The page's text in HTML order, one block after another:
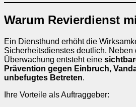
Warum Revierdienst
Ein Diensthund erhöht die
Sicherheitsdienstes deutlich. Neben
Überwachung entsteht eine
Prävention gegen Einbruch,
unbefugtes Betreten.
Ihre Vorteile als Auftraggeber: